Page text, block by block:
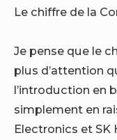
Le chiffre de la
Je pense que le
plus d’attention
l’introduction en
simplement en
Electronics et SK